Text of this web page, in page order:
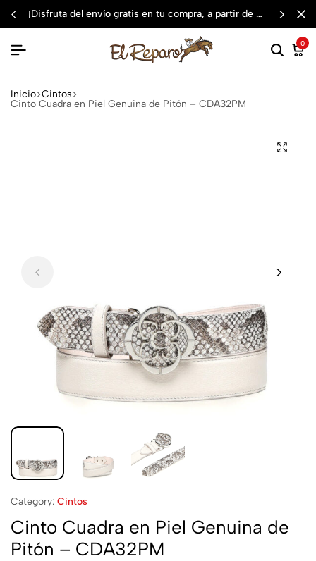
¡disfruta del envío gratis en tu compra, a partir de $3,000 mxn
0
Inicio Cintos
Cinto Cuadra en Piel Genuina de Pitón – CDA32PM
Category: Cintos
Cinto Cuadra en Piel Genuina de
Pitón – CDA32PM